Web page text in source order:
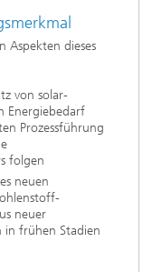
Aspekten dieses
von solar-
Energiebedarf
Prozessführung
folgen
neuen
neuer
in frühen Stadien